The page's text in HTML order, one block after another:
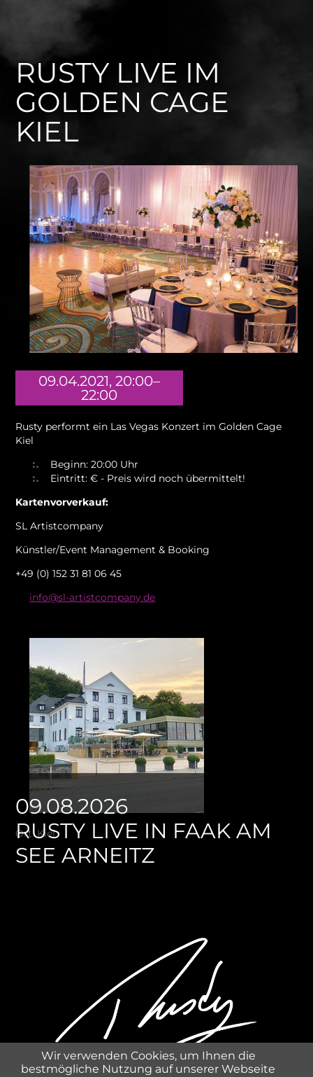
09.08.2026
RUSTY LIVE IN FAAK AM
SEE ARNEITZ
RUSTY LIVE IM
GOLDEN CAGE
KIEL
09.04.2021, 20:00–
22:00
Rusty performt ein Las Vegas Konzert im Golden Cage
Kiel
Beginn: 20:00 Uhr
Eintritt: € - Preis wird noch übermittelt!
Kartenvorverkauf:
SL Artistcompany
Künstler/Event Management & Booking
+49 (0) 152 31 81 06 45
info@sl-artistcompany.de
Ort: Kiel
Wir verwenden Cookies, um Ihnen die
bestmögliche Nutzung auf unserer Webseite